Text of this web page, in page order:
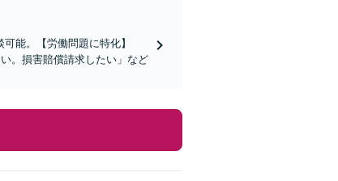
能。【労働問題に特化】
。損害賠償請求したい」など